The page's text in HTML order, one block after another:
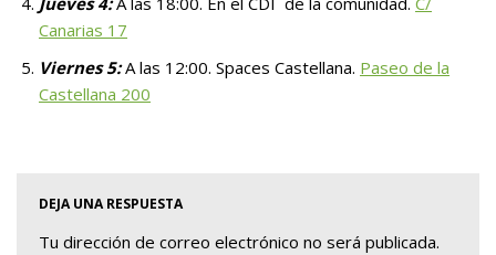
Canarias 17
Viernes 5:A las 12:00. Spaces Castellana. Paseo de la
Castellana 200
DEJA UNA RESPUESTA
Tu dirección de correo electrónico no será publicada.